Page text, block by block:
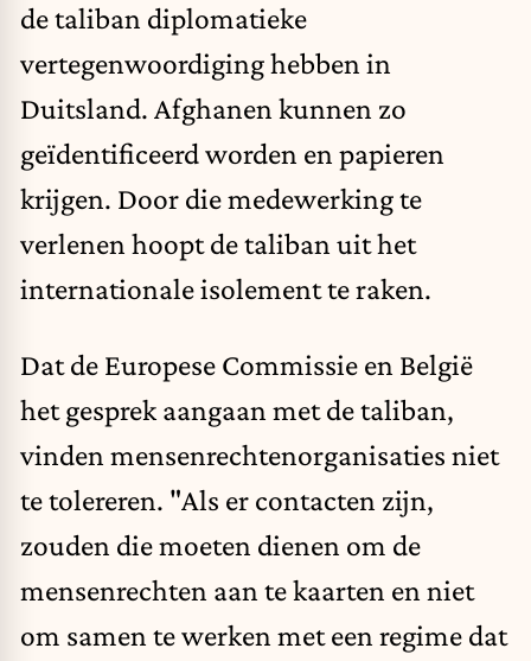
de taliban diplomatieke
vertegenwoordiging hebben in
Duitsland. Afghanen kunnen zo
geïdentificeerd worden en papieren
krijgen. Door die medewerking te
verlenen hoopt de taliban uit het
internationale isolement te raken.
Dat de Europese Commissie en België
het gesprek aangaan met de taliban,
vinden mensenrechtenorganisaties niet
te tolereren. "Als er contacten zijn,
zouden die moeten dienen om de
mensenrechten aan te kaarten en niet
om samen te werken met een regime dat